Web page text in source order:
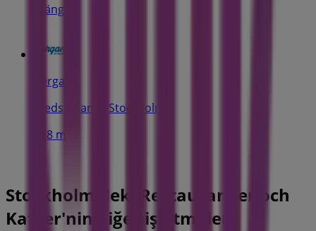
Stängt
Bergans
Fredsgatan 5, Stockholm
138 m
Stockholm'deki Restauranger och
Kaféer'nin diğer işletmeleri